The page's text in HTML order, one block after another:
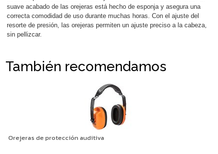
suave acabado de las orejeras está hecho de esponja y asegura una
correcta comodidad de uso durante muchas horas. Con el ajuste del
resorte de presión, las orejeras permiten un ajuste preciso a la cabeza,
sin pellizcar.
También recomendamos
Orejeras de protección auditiva